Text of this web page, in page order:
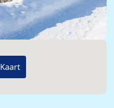
Kaart